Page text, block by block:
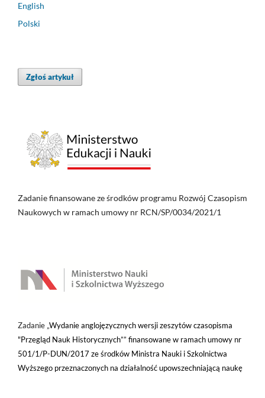
English
Polski
Zgłoś artykuł
Zadanie finansowane ze środków programu Rozwój Czasopism
Naukowych w ramach umowy nr RCN/SP/0034/2021/1
Zadanie „Wydanie anglojęzycznych wersji zeszytów czasopisma
"Przegląd Nauk Historycznych”” finansowane w ramach umowy nr
501/1/P-DUN/2017 ze środków Ministra Nauki i Szkolnictwa
Wyższego przeznaczonych na działalność upowszechniającą naukę